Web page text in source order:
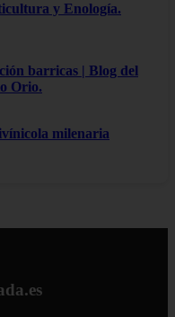
y Enología.
barricas | Blog del
Orio.
milenaria